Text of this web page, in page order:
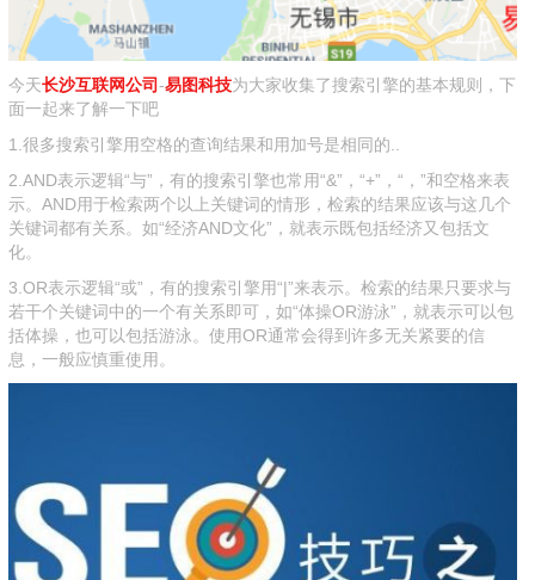
今天长沙互联网公司-易图科技为大家收集了搜索引擎的基本规则，下
面一起来了解一下吧
1.很多搜索引擎用空格的查询结果和用加号是相同的..
2.AND表示逻辑“与”，有的搜索引擎也常用“&”，“+”，“，”和空格来表
示。AND用于检索两个以上关键词的情形，检索的结果应该与这几个
关键词都有关系。如“经济AND文化”，就表示既包括经济又包括文
化。
3.OR表示逻辑“或”，有的搜索引擎用“|”来表示。检索的结果只要求与
若干个关键词中的一个有关系即可，如“体操OR游泳”，就表示可以包
括体操，也可以包括游泳。使用OR通常会得到许多无关紧要的信
息，一般应慎重使用。